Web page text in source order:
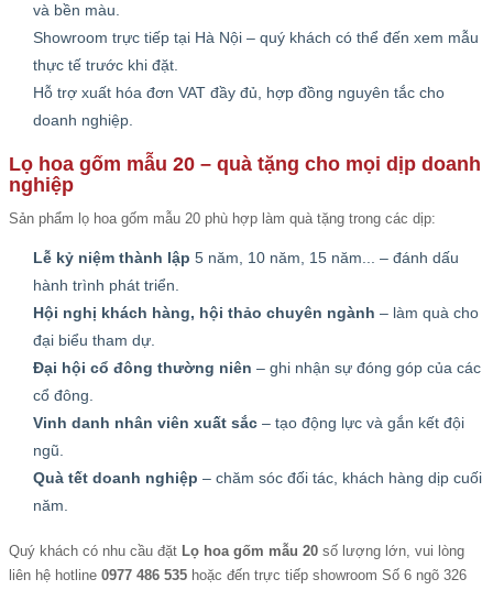
và bền màu.
Showroom trực tiếp tại Hà Nội – quý khách có thể đến xem mẫu
thực tế trước khi đặt.
Hỗ trợ xuất hóa đơn VAT đầy đủ, hợp đồng nguyên tắc cho
doanh nghiệp.
Lọ hoa gốm mẫu 20 – quà tặng cho mọi dịp doanh
nghiệp
Sản phẩm lọ hoa gốm mẫu 20 phù hợp làm quà tặng trong các dịp:
Lễ kỷ niệm thành lập 5 năm, 10 năm, 15 năm... – đánh dấu
hành trình phát triển.
Hội nghị khách hàng, hội thảo chuyên ngành – làm quà cho
đại biểu tham dự.
Đại hội cổ đông thường niên – ghi nhận sự đóng góp của các
cổ đông.
Vinh danh nhân viên xuất sắc – tạo động lực và gắn kết đội
ngũ.
Quà tết doanh nghiệp – chăm sóc đối tác, khách hàng dịp cuối
năm.
Quý khách có nhu cầu đặt Lọ hoa gốm mẫu 20 số lượng lớn, vui lòng
liên hệ hotline 0977 486 535 hoặc đến trực tiếp showroom Số 6 ngõ 326